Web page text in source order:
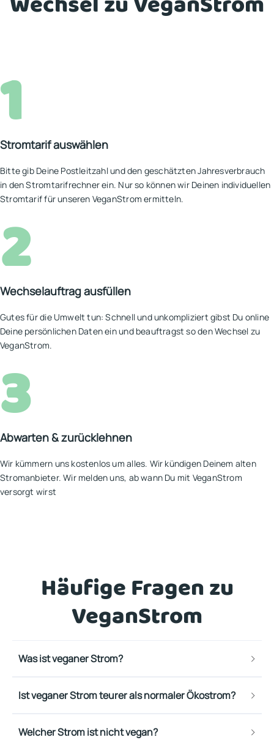
1
Stromtarif auswählen
Bitte gib Deine Postleitzahl und den geschätzten Jahresverbrauch
in den Stromtarifrechner ein. Nur so können wir Deinen individuellen
Stromtarif für unseren VeganStrom ermitteln.
2
Wechselauftrag ausfüllen
Gutes für die Umwelt tun: Schnell und unkompliziert gibst Du online
Deine persönlichen Daten ein und beauftragst so den Wechsel zu
VeganStrom.
3
Abwarten & zurücklehnen
Wir kümmern uns kostenlos um alles. Wir kündigen Deinem alten
Stromanbieter. Wir melden uns, ab wann Du mit VeganStrom
versorgt wirst
Häufige Fragen zu
VeganStrom
Was ist veganer Strom?
Ist veganer Strom teurer als normaler Ökostrom?
Welcher Strom ist nicht vegan?